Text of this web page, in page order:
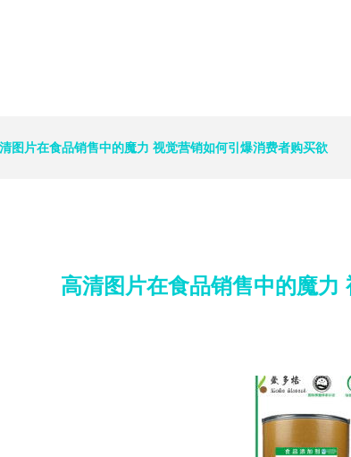
图片在食品销售中的魔力 视觉营销如何引爆消费者购买欲
高清图片在食品销售中的魔力